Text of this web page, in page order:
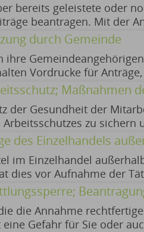
bereits geleistete oder
beantragen. Mit der
Abrechnungszustand
durch Gemeinde
ihre
Vordrucke für
überlassen werden,
Maßnahmen
der Gesundheit der
zu sichern
im Bayerischen
des Einzelhandels
im Einzelhandel
dies vor Aufnahme der
Bayerisches
BayernPortal)
die Annahme
Gefahr für Sie oder